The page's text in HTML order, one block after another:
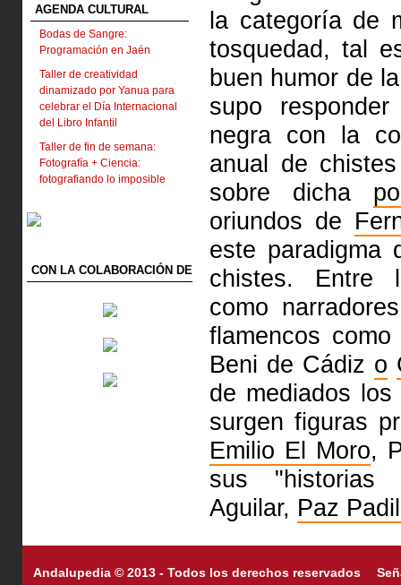
AGENDA CULTURAL
Bodas de Sangre:
Programación en Jaén
Taller de creatividad
dinamizado por Yanua para
celebrar el Día Internacional
del Libro Infantil
Taller de fin de semana:
Fotografía + Ciencia:
fotografiando lo imposible
CON LA COLABORACIÓN DE
la categoría de
tosquedad, tal
buen humor de
supo
negra con la
anual de
sobre dicha
oriundos de
este paradigma
chistes. Entre
como
flamencos
Beni de Cádiz o
de mediados
surgen figuras
Emilio El Moro,
sus "historias
Aguilar, Paz
Andalupedia © 2013 - Todos los derechos reservados